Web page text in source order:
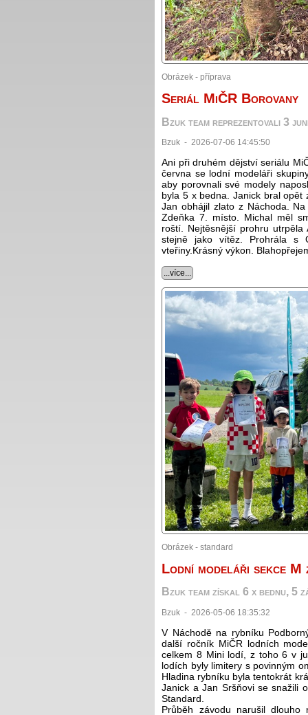
Obrázek - příprava
Seriál MiČR Borovany
Bzuk team reprezentovali 3
Bzuk - 2026-07-06 14:45:50
Ani při druhém dějství seriálu
června se lodní modeláři
aby porovnali své modely
byla 5 x bedna. Janick bral
Jan obhájil zlato z Náchoda.
Zdeňka 7. místo. Michal měl
roští. Nejtěsnější prohru
stejně jako vítěz. Prohrála s
vteřiny.Krásný výkon.
...více...
Obrázek - standard
Lodní modeláři sekce M
Bzuk team získal 6 x bednu, 5
Bzuk - 2026-05-06 18:35:32
V Náchodě na rybníku
další ročník MiČR lodních
celkem 8 Mini lodí, z toho 6 v
lodích byly limitery s povinným
Hladina rybníku byla tentokrát
Janick a Jan Sršňovi se snažili
Standard.
Průběh závodu narušil